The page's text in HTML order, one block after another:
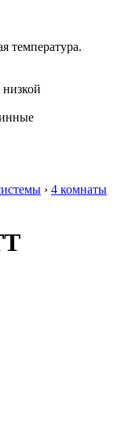
температура.
› 4 комнаты